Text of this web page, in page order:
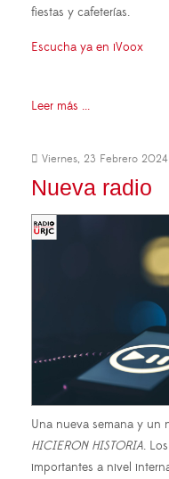
fiestas y cafeterías.
Escucha ya en iVoox
Leer más ...
Viernes, 23 Febrero 2024
Nueva radio
Una nueva semana y un
HICIERON HISTORIA.
importantes a nivel